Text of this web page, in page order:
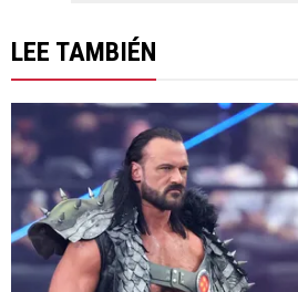
LEE TAMBIÉN